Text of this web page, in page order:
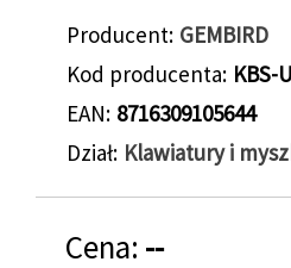
Producent GEMBIRD
Kod producenta KBS-
EAN 8716309105644
Dział Klawiatury i
Cena: --